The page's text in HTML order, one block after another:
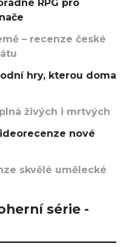
RPG pro
– recenze české
hry, kterou doma
živých i mrtvých
nové
skvělé umělecké
série -